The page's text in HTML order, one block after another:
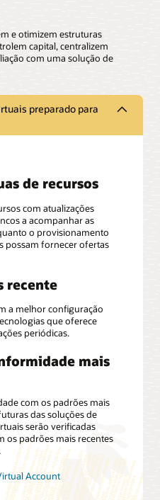
e otimizem estruturas
capital, centralizem
com uma solução de
preparado para
de recursos
com atualizações
a acompanhar as
o provisionamento
possam fornecer ofertas
recente
a melhor configuração
que oferece
periódicas.
mais
com os padrões mais
das soluções de
serão verificadas
os padrões mais recentes
Account